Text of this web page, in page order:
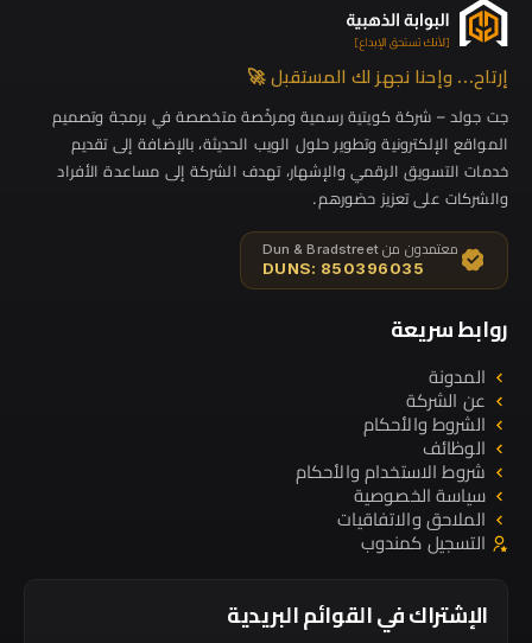
إرتاح… وإحنا نجهز لك المستقبل 🚀
جت جولد – شركة كويتية رسمية ومرخّصة متخصصة في برمجة وتصميم
المواقع الإلكترونية وتطوير حلول الويب الحديثة، بالإضافة إلى تقديم
خدمات التسويق الرقمي والإشهار، تهدف الشركة إلى مساعدة الأفراد
والشركات على تعزيز حضورهم.
معتمدون من Dun & Bradstreet
DUNS: 850396035
روابط سريعة
المدونة
عن الشركة
الشروط والأحكام
الوظائف
شروط الاستخدام والأحكام
سياسة الخصوصية
الملاحق والاتفاقيات
التسجيل كمندوب
الإشتراك في القوائم البريدية